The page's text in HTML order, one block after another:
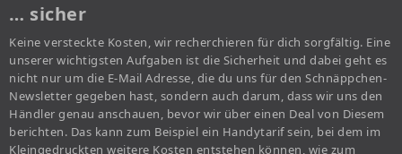
… sicher
Keine versteckte Kosten, wir recherchieren für dich sorgfältig. Eine
unserer wichtigsten Aufgaben ist die Sicherheit und dabei geht es
nicht nur um die E-Mail Adresse, die du uns für den Schnäppchen-
Newsletter gegeben hast, sondern auch darum, dass wir uns den
Händler genau anschauen, bevor wir über einen Deal von Diesem
berichten. Das kann zum Beispiel ein Handytarif sein, bei dem im
Kleingedruckten weitere Kosten entstehen können, wie zum